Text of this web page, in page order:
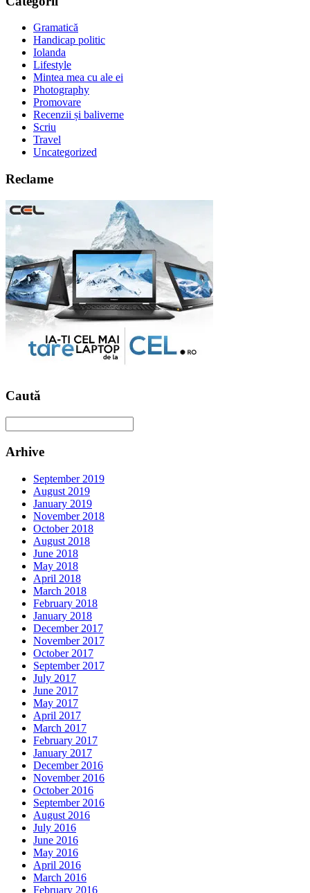
Gramatică
Handicap politic
Iolanda
Lifestyle
Mintea mea cu ale ei
Photography
Promovare
Recenzii și baliverne
Scriu
Travel
Uncategorized
Reclame
Caută
Arhive
September 2019
August 2019
January 2019
November 2018
October 2018
August 2018
June 2018
May 2018
April 2018
March 2018
February 2018
January 2018
December 2017
November 2017
October 2017
September 2017
July 2017
June 2017
May 2017
April 2017
March 2017
February 2017
January 2017
December 2016
November 2016
October 2016
September 2016
August 2016
July 2016
June 2016
May 2016
April 2016
March 2016
February 2016